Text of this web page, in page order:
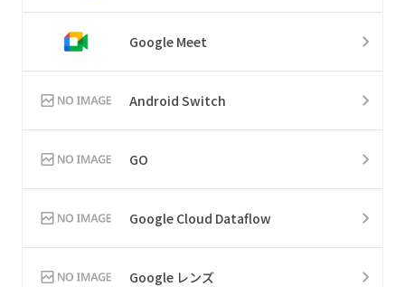
Google Meet
Android Switch
GO
Google Cloud Dataflow
Google レンズ